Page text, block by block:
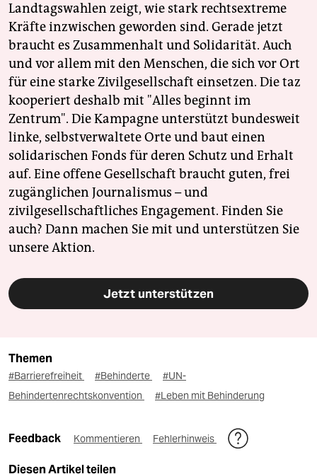
Landtagswahlen zeigt, wie stark rechtsextreme
Kräfte inzwischen geworden sind. Gerade jetzt
braucht es Zusammenhalt und Solidarität. Auch
und vor allem mit den Menschen, die sich vor Ort
für eine starke Zivilgesellschaft einsetzen. Die taz
kooperiert deshalb mit "Alles beginnt im
Zentrum". Die Kampagne unterstützt bundesweit
linke, selbstverwaltete Orte und baut einen
solidarischen Fonds für deren Schutz und Erhalt
auf. Eine offene Gesellschaft braucht guten, frei
zugänglichen Journalismus – und
zivilgesellschaftliches Engagement. Finden Sie
auch? Dann machen Sie mit und unterstützen Sie
unsere Aktion.
Jetzt unterstützen
Themen
#Barrierefreiheit #Behinderte
#UN-
Behindertenrechtskonvention
#Leben mit Behinderung
Feedback Kommentieren Fehlerhinweis
Diesen Artikel teilen